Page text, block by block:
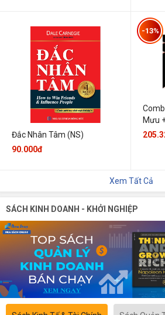
Đắc Nhân Tâm (NS)
90.000đ
Mưu
-13%
Xem Tất Cả
SÁCH KINH DOANH - KHỞI NGHIỆP